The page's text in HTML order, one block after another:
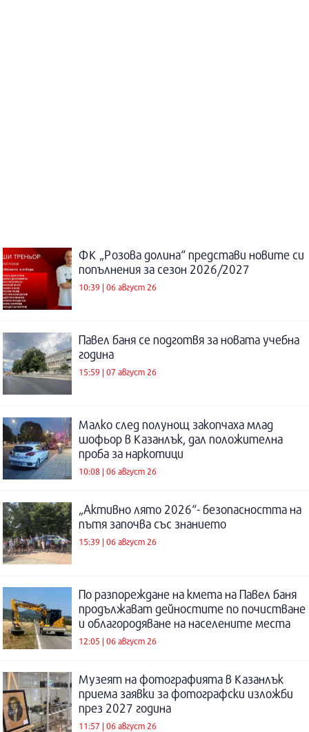
ФК „Розова долина“ представи новите си
попълнения за сезон 2026/2027
10:39 | 06 август 26
Павел баня се подготвя за новата учебна
година
15:59 | 07 август 26
Малко след полунощ закопчаха млад
шофьор в Казанлък, дал положителна
проба за наркотици
10:08 | 06 август 26
„Активно лято 2026“- безопасността на
пътя започва със знанието
15:39 | 06 август 26
По разпореждане на кмета на Павел баня
продължават дейностите по почистване
и облагородяване на населените места
12:05 | 06 август 26
Музеят на фотографията в Казанлък
приема заявки за фотографски изложби
през 2027 година
11:57 | 06 август 26